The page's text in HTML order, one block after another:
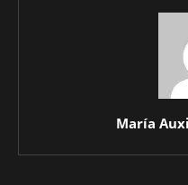
María